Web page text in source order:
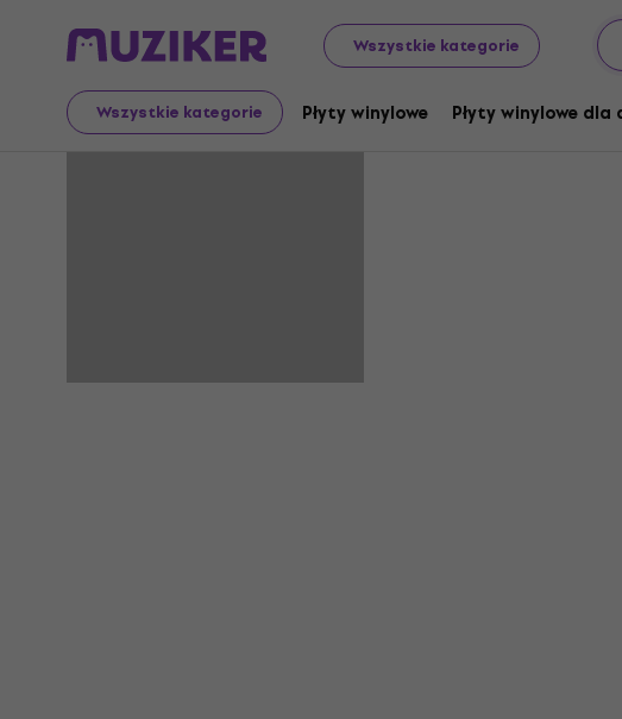
Wszystkie kategorie
Wszystkie kategorie Płyty winylowe Płyty winylowe
Peppler